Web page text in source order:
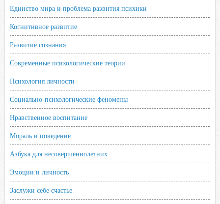
Единство мира и проблема развития психики
Когнитивное развитие
Развитие сознания
Современные психологические теории
Психология личности
Социально-психологические феномены
Нравственное воспитание
Мораль и поведение
Азбука для несовершеннолетних
Эмоции и личность
Заслужи себе счастье